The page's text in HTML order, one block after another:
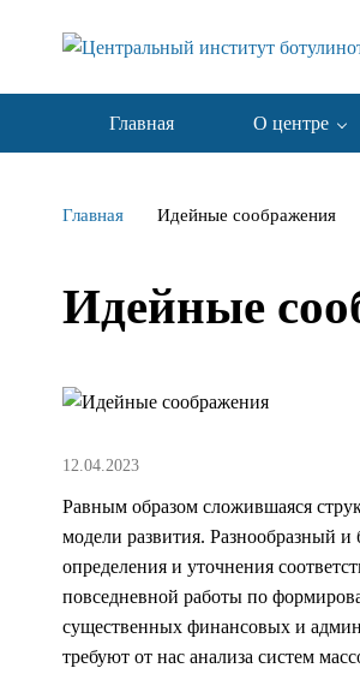
Главная О центре
Главная Идейные соображения
Идейные
12.04.2023
Равным образом сложившаяся
модели развития. Разнообразный
определения и уточнения
повседневной работы по
существенных финансовых и
требуют от нас анализа систем